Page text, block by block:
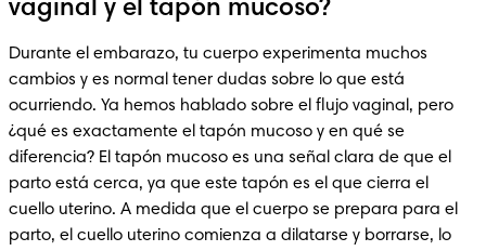
vaginal y el tapón mucoso?
Durante el embarazo, tu cuerpo experimenta muchos
cambios y es normal tener dudas sobre lo que está
ocurriendo. Ya hemos hablado sobre el flujo vaginal, pero
¿qué es exactamente el tapón mucoso y en qué se
diferencia? El tapón mucoso es una señal clara de que el
parto está cerca, ya que este tapón es el que cierra el
cuello uterino. A medida que el cuerpo se prepara para el
parto, el cuello uterino comienza a dilatarse y borrarse, lo